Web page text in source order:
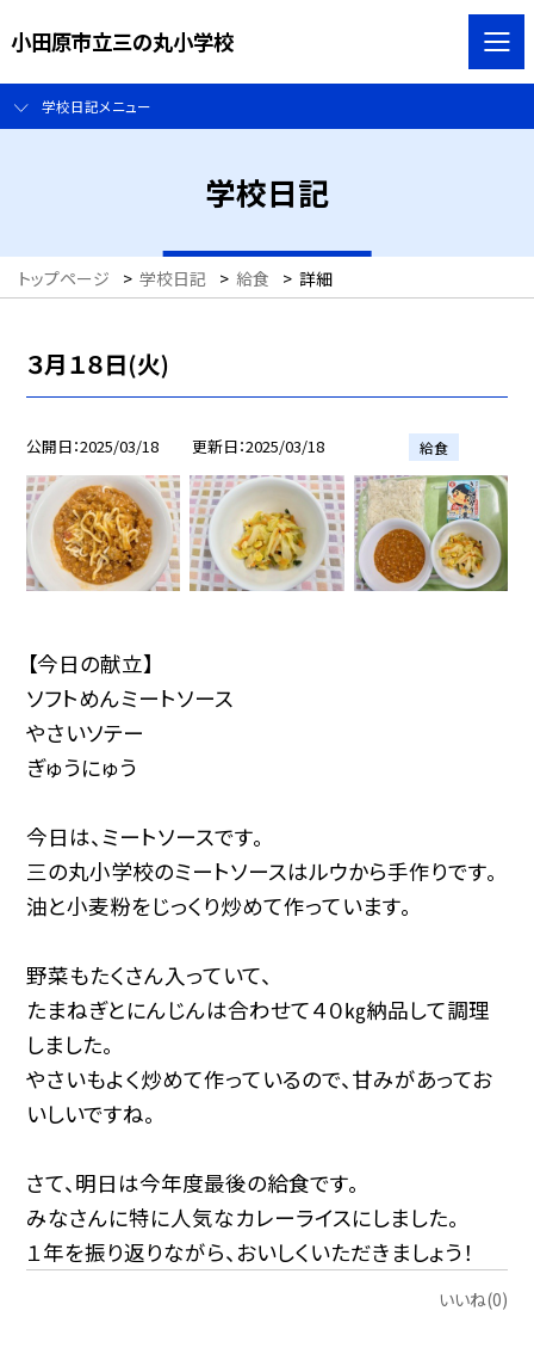
小田原市立三の丸小学校
学校日記メニュー
学校日記
トップページ > 学校日記 > 給食 > 詳細
３月１８日(火)
公開日 2025/03/18 更新日 2025/03/18 給食
【今日の献立】
ソフトめんミートソース
やさいソテー
ぎゅうにゅう
今日は、ミートソースです。
三の丸小学校のミートソースはルウから手作りです。
油と小麦粉をじっくり炒めて作っています。
野菜もたくさん入っていて、
たまねぎとにんじんは合わせて４０㎏納品して調理
しました。
やさいもよく炒めて作っているので、甘みがあってお
いしいですね。
さて、明日は今年度最後の給食です。
みなさんに特に人気なカレーライスにしました。
１年を振り返りながら、おいしくいただきましょう！
いいね(0)